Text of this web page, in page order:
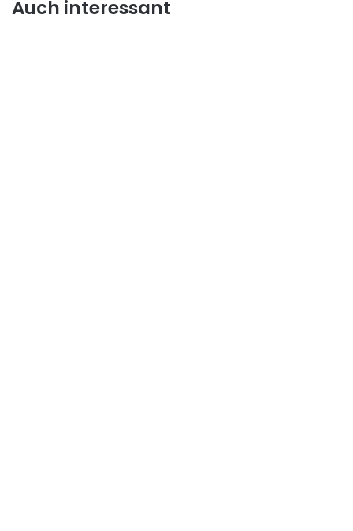
Auch interessant